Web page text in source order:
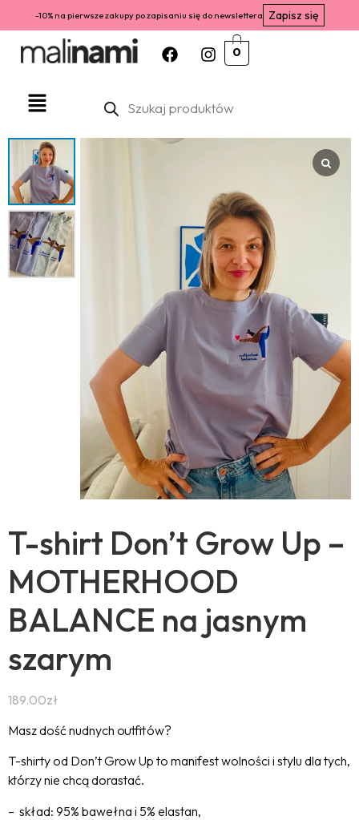
-10% na pierwsze zakupy po zapisaniu się do newslettera Zapisz się
0
T-shirt Don’t Grow Up –
MOTHERHOOD
BALANCE na jasnym
szarym
189.00zł
Masz dość nudnych outfitów?
T-shirty od Don’t Grow Up to manifest wolności i stylu dla tych,
którzy nie chcą dorastać.
– skład: 95% bawełna i 5% elastan,